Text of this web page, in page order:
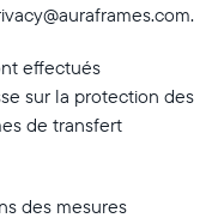
effectués
sur la protection des
de transfert
des mesures